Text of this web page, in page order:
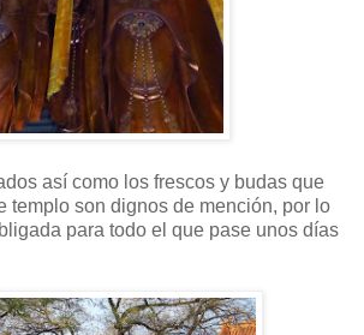
así como los frescos y budas que
templo son dignos de mención, por lo
para todo el que pase unos días